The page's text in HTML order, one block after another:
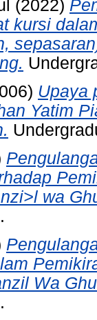
(2022)
kursi
Upaya
Yatim
wa
Wa